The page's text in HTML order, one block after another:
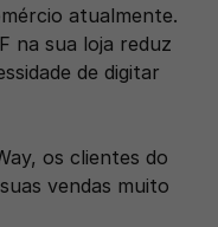
atualmente.
na sua loja reduz
de digitar
os clientes do
vendas muito